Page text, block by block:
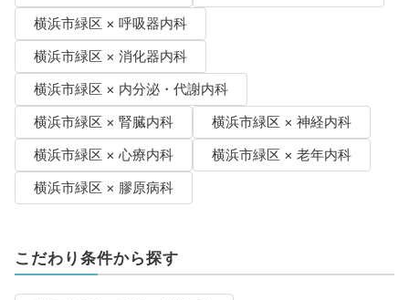
横浜市緑区 × 呼吸器内科
横浜市緑区 × 消化器内科
横浜市緑区 × 内分泌・代謝内科
横浜市緑区 × 腎臓内科
横浜市緑区 × 神経内科
横浜市緑区 × 心療内科
横浜市緑区 × 老年内科
横浜市緑区 × 膠原病科
こだわり条件から探す